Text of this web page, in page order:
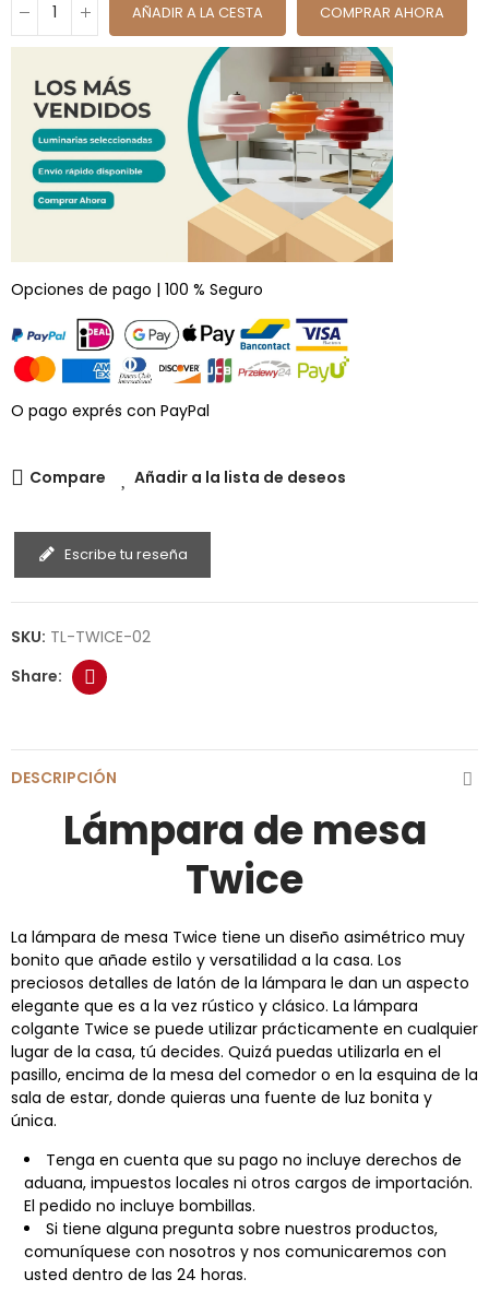
AÑADIR A LA CESTA COMPRAR AHORA
Opciones de pago | 100 % Seguro
O pago exprés con PayPal
Compare Añadir a la lista de deseos
Escribe tu reseña
SKU: TL-TWICE-02
DESCRIPCIÓN
Lámpara de mesa
Twice
La lámpara de mesa Twice tiene un diseño asimétrico muy
bonito que añade estilo y versatilidad a la casa. Los
preciosos detalles de latón de la lámpara le dan un aspecto
elegante que es a la vez rústico y clásico. La lámpara
colgante Twice se puede utilizar prácticamente en cualquier
lugar de la casa, tú decides. Quizá puedas utilizarla en el
pasillo, encima de la mesa del comedor o en la esquina de la
sala de estar, donde quieras una fuente de luz bonita y
única.
Tenga en cuenta que su pago no incluye derechos de
aduana, impuestos locales ni otros cargos de importación.
El pedido no incluye bombillas.
Si tiene alguna pregunta sobre nuestros productos,
comuníquese con nosotros y nos comunicaremos con
usted dentro de las 24 horas.